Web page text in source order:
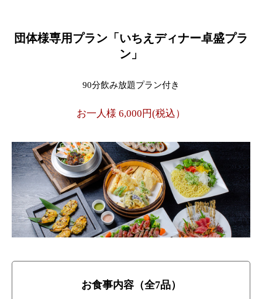
団体様専用プラン「いちえディナー卓盛プラ
ン」
90分飲み放題プラン付き
お一人様 6,000円(税込）
お食事内容（全7品）